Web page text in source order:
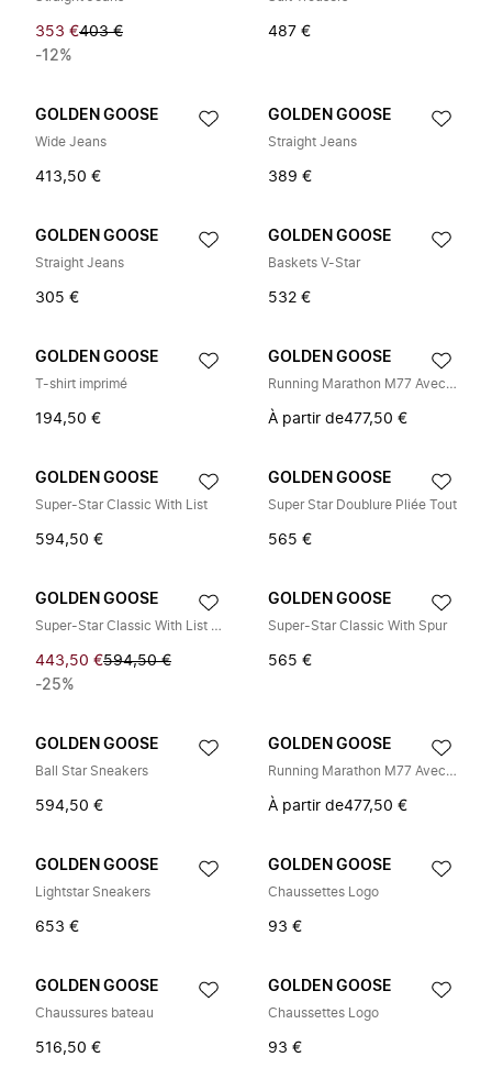
353 €403 €
-12%
487 €
GOLDEN GOOSE
Wide Jeans
413,50 €
GOLDEN GOOSE
Straight Jeans
389 €
GOLDEN GOOSE
Straight Jeans
305 €
GOLDEN GOOSE
Baskets V-Star
532 €
GOLDEN GOOSE
T-shirt imprimé
194,50 €
GOLDEN GOOSE
Running Marathon M77 Avec Étoile
À partir de477,50 €
GOLDEN GOOSE
Super-Star Classic With List
594,50 €
GOLDEN GOOSE
Super Star Doublure Pliée Tout
565 €
GOLDEN GOOSE
Super-Star Classic With List Sneakers
443,50 €594,50 €
-25%
GOLDEN GOOSE
Super-Star Classic With Spur
565 €
GOLDEN GOOSE
Ball Star Sneakers
594,50 €
GOLDEN GOOSE
Running Marathon M77 Avec Étoile
À partir de477,50 €
GOLDEN GOOSE
Lightstar Sneakers
653 €
GOLDEN GOOSE
Chaussettes Logo
93 €
GOLDEN GOOSE
Chaussures bateau
516,50 €
GOLDEN GOOSE
Chaussettes Logo
93 €